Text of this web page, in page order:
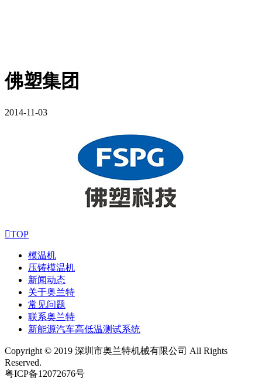
佛塑集团
2014-11-03
TOP
模温机
压铸模温机
新闻动态
关于奥兰特
常见问题
联系奥兰特
新能源汽车高低温测试系统
Copyright © 2019 深圳市奥兰特机械有限公司 All Rights
Reserved.
粤ICP备12072676号